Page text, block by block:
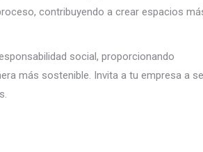
contribuyendo a crear espacios
social, proporcionando
más sostenible. Invita a tu empresa a